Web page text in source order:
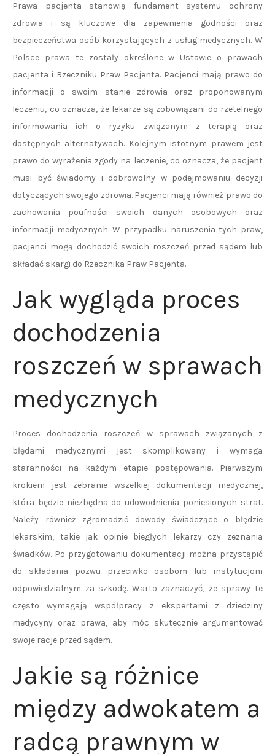
Prawa pacjenta stanowią fundament systemu ochrony
zdrowia i są kluczowe dla zapewnienia godności oraz
bezpieczeństwa osób korzystających z usług medycznych. W
Polsce prawa te zostały określone w Ustawie o prawach
pacjenta i Rzeczniku Praw Pacjenta. Pacjenci mają prawo do
informacji o swoim stanie zdrowia oraz proponowanym
leczeniu, co oznacza, że lekarze są zobowiązani do rzetelnego
informowania ich o ryzyku związanym z terapią oraz
dostępnych alternatywach. Kolejnym istotnym prawem jest
prawo do wyrażenia zgody na leczenie, co oznacza, że pacjent
musi być świadomy i dobrowolny w podejmowaniu decyzji
dotyczących swojego zdrowia. Pacjenci mają również prawo do
zachowania poufności swoich danych osobowych oraz
informacji medycznych. W przypadku naruszenia tych praw,
pacjenci mogą dochodzić swoich roszczeń przed sądem lub
składać skargi do Rzecznika Praw Pacjenta.
Jak wygląda proces
dochodzenia
roszczeń w sprawach
medycznych
Proces dochodzenia roszczeń w sprawach związanych z
błędami medycznymi jest skomplikowany i wymaga
staranności na każdym etapie postępowania. Pierwszym
krokiem jest zebranie wszelkiej dokumentacji medycznej,
która będzie niezbędna do udowodnienia poniesionych strat.
Należy również zgromadzić dowody świadczące o błędzie
lekarskim, takie jak opinie biegłych lekarzy czy zeznania
świadków. Po przygotowaniu dokumentacji można przystąpić
do składania pozwu przeciwko osobom lub instytucjom
odpowiedzialnym za szkodę. Warto zaznaczyć, że sprawy te
często wymagają współpracy z ekspertami z dziedziny
medycyny oraz prawa, aby móc skutecznie argumentować
swoje racje przed sądem.
Jakie są różnice
między adwokatem a
radcą prawnym w